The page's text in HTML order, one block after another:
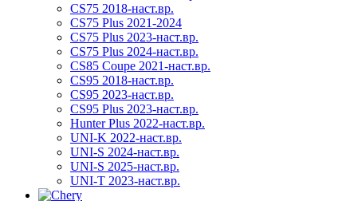
CS75 2018-наст.вр.
CS75 Plus 2021-2024
CS75 Plus 2023-наст.вр.
CS75 Plus 2024-наст.вр.
CS85 Coupe 2021-наст.вр.
CS95 2018-наст.вр.
CS95 2023-наст.вр.
CS95 Plus 2023-наст.вр.
Hunter Plus 2022-наст.вр.
UNI-K 2022-наст.вр.
UNI-S 2024-наст.вр.
UNI-S 2025-наст.вр.
UNI-T 2023-наст.вр.